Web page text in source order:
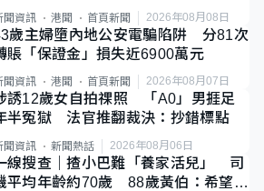
聞資訊 港聞 首頁新聞 2026年08月08日
歲主婦墮內地公安電騙陷阱 分81次
賬「保證金」損失近6900萬元
聞資訊 港聞 首頁新聞 2026年08月07日
誘12歲女自拍祼照 「A0」男捱足
半冤獄 法官推翻裁決：抄錯標點
聞資訊 新聞熱話 2026年08月06日
線搜查｜揸小巴難「養家活兒」 司
平均年齡約70歲 88歲黃伯：希望一